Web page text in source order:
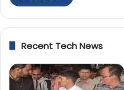
Recent Tech News